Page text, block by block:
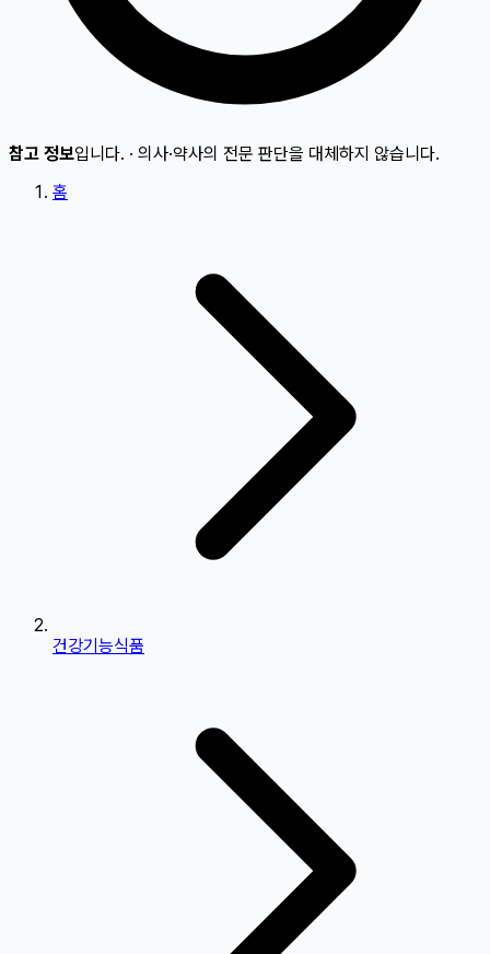
참고 정보입니다. · 의사·약사의 전문 판단을 대체하지 않습니다.
홈
건강기능식품